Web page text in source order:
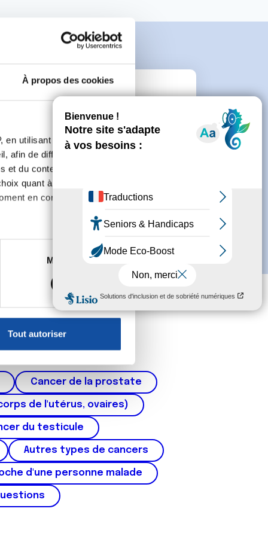
À propos des cookies
en utilisant des
afin de diffuser des
du contenu, ainsi que de
quant à l'utilisation de
en consultant la
à plusieurs mètres près
reportez-vous à lasection «
sur les cookies.
informations que
Marketing
Tout autoriser
ou de créer un compte.
Cancer de la prostate
de l'utérus, ovaires)
du testicule
Autres types de cancers
d'une personne malade